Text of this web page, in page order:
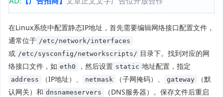
在Linux系统中配置静态IP地址，首先需要编辑网络接口配置文件，
通常位于 /etc/network/interfaces
或 /etc/sysconfig/networkscripts/ 目录下。找到对应的网
络接口文件，如 eth0 ，然后设置 static 地址配置，指定
address （IP地址）、 netmask （子网掩码）、 gateway
（默
认网关）和 dnsnameservers
（DNS服务器）。保存文件后重启